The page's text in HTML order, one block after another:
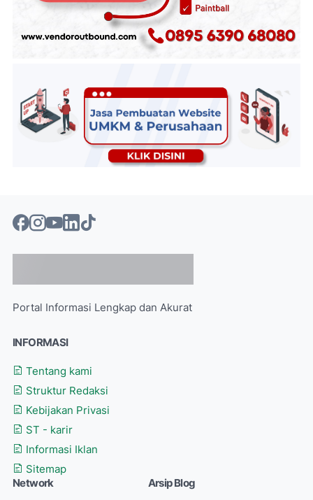
Portal Informasi Lengkap dan Akurat
INFORMASI
Tentang kami
Struktur Redaksi
Kebijakan Privasi
ST - karir
Informasi Iklan
Sitemap
Network
Arsip Blog